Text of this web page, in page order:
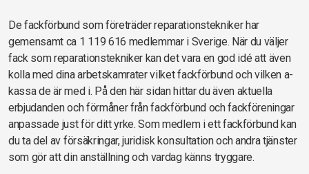
De fackförbund som företräder reparationstekniker har
gemensamt ca 1 119 616 medlemmar i Sverige. När du väljer
fack som reparationstekniker kan det vara en god idé att även
kolla med dina arbetskamrater vilket fackförbund och vilken a-
kassa de är med i. På den här sidan hittar du även aktuella
erbjudanden och förmåner från fackförbund och fackföreningar
anpassade just för ditt yrke. Som medlem i ett fackförbund kan
du ta del av försäkringar, juridisk konsultation och andra tjänster
som gör att din anställning och vardag känns tryggare.